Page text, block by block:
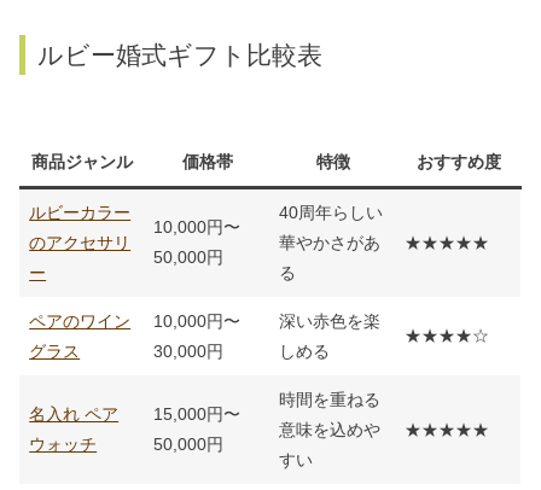
ルビー婚式ギフト比較表
商品ジャンル 価格帯 特徴 おすすめ度
ルビーカラー
のアクセサリ
ー
10,000円〜
50,000円
40周年らしい
華やかさがあ
る
★★★★★
ペアのワイン
グラス
10,000円〜
30,000円
深い赤色を楽
しめる
★★★★☆
名入れ ペア
ウォッチ
15,000円〜
50,000円
時間を重ねる
意味を込めや
すい
★★★★★